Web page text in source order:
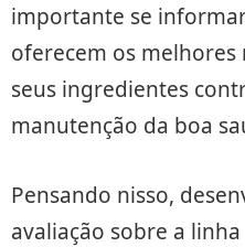
importante se
oferecem os melhores
seus ingredientes
manutenção da boa
Pensando nisso,
avaliação sobre a